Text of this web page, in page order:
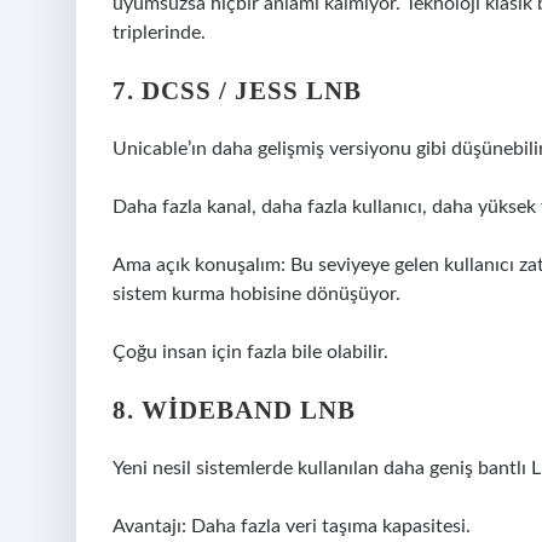
triplerinde.
7. DCSS / JESS LNB
Unicable’ın daha gelişmiş versiyonu gibi
Daha fazla kanal, daha fazla kullanıcı, daha
Ama açık konuşalım: Bu seviyeye gelen kullanıcı
sistem kurma hobisine dönüşüyor.
Çoğu insan için fazla bile olabilir.
8. WIDEBAND LNB
Yeni nesil sistemlerde kullanılan daha geniş bantlı
Avantajı: Daha fazla veri taşıma kapasitesi.